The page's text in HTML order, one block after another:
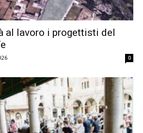
al lavoro i progettisti del
0